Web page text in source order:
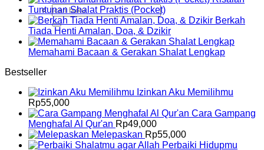
Search
for:
Tuntunan Shalat Praktis (Pocket)
Berkah
Tiada Henti Amalan, Doa, & Dzikir
Memahami Bacaan & Gerakan Shalat Lengkap
Bestseller
Izinkan Aku Memilihmu
Rp55,000
Cara Gampang
Menghafal Al Qur'an Rp49,000
Melepaskan Rp55,000